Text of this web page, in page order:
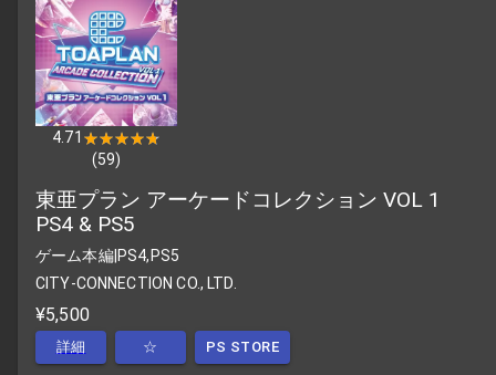
4.71 ★★★★★
★★★★★
(59)
東亜プラン アーケードコレクション VOL 1
PS4 & PS5
ゲーム本編| PS4,PS5
CITY-CONNECTION CO., LTD.
¥5,500
詳細 ☆ PS STORE